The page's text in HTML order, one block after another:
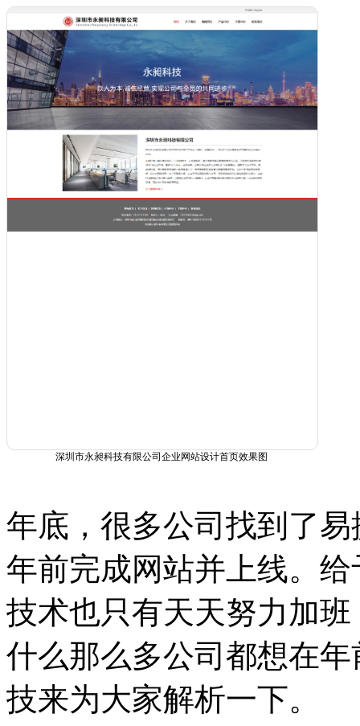
深圳市永昶科技有限公司企业网站设计首页效果图
年底，很多公司找到了
年前完成网站并上线。
技术也只有天天努力加
什么那么多公司都想在
技来为大家解析一下。